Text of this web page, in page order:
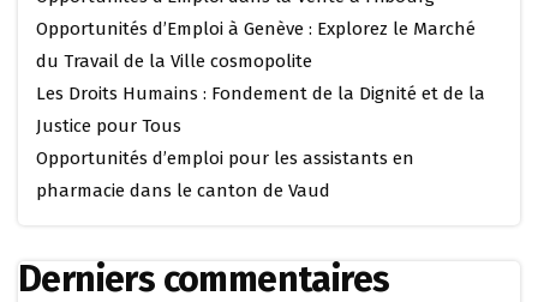
Opportunités d’Emploi à Genève : Explorez le Marché
du Travail de la Ville cosmopolite
Les Droits Humains : Fondement de la Dignité et de la
Justice pour Tous
Opportunités d’emploi pour les assistants en
pharmacie dans le canton de Vaud
Derniers commentaires